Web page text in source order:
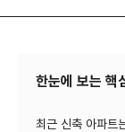
한눈에 보는 핵
최근 신축 아파트